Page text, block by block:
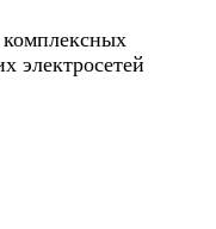
электросетей